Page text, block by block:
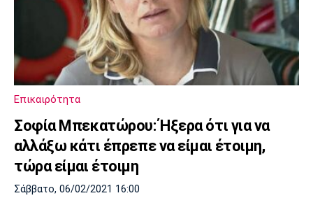
Επικαιρότητα
Σοφία Μπεκατώρου: Ήξερα ότι για να
αλλάξω κάτι έπρεπε να είμαι έτοιμη,
τώρα είμαι έτοιμη
Σάββατο, 06/02/2021 16:00